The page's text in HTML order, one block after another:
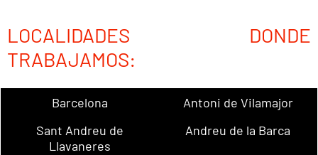
LOCALIDADES DONDE
TRABAJAMOS:
Barcelona
Antoni de Vilamajor
Sant Andreu de
Llavaneres
Andreu de la Barca